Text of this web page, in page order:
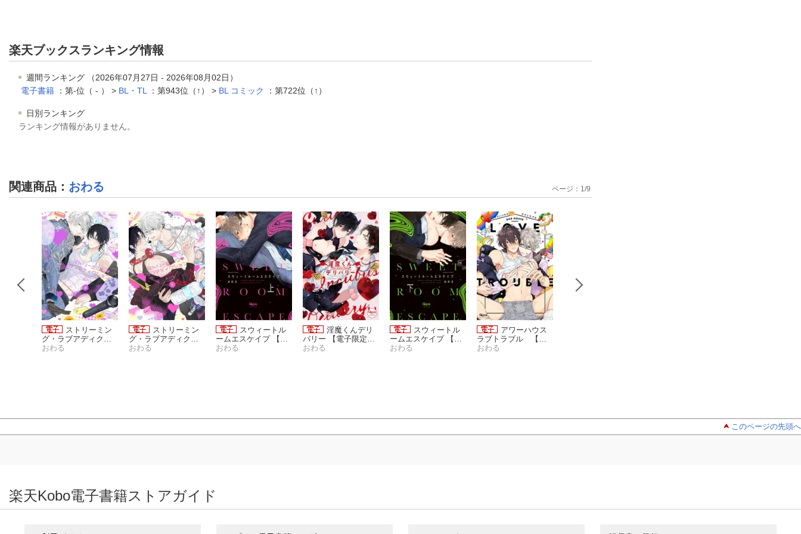
楽天ブックスランキング情報
週間ランキング （2026年07月27日 - 2026年08月02日）
電子書籍 ：第-位（ - ） > BL・TL ：第943位（↑） > BL コミック ：第722位（↑）
日別ランキング
ランキング情報がありません。
関連商品 ： おわる
ストリーミン
グ・ラブアディクシ
ョン 【電子限定特典
おわる
ストリーミン
グ・ラブアディクシ
ョン 【電子限定特典
おわる
スウィートル
ームエスケイプ 【電
子限定特典付き】(上)
おわる
淫魔くんデリ
バリー 【電子限定特
典付き】［デジタル
おわる
スウィートル
ームエスケイプ 【電
子限定特典付き】(下)
おわる
アワーハウス
ラブトラブル 【電
子限定特典付き】
おわる
ページ： 1 /9
このページの先頭へ
楽天Kobo電子書籍ストアガイド